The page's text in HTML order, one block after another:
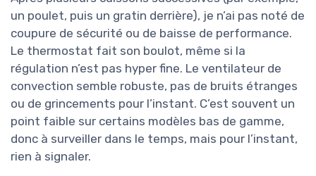
un poulet, puis un gratin derrière), je n’ai pas noté de
coupure de sécurité ou de baisse de performance.
Le thermostat fait son boulot, même si la
régulation n’est pas hyper fine. Le ventilateur de
convection semble robuste, pas de bruits étranges
ou de grincements pour l’instant. C’est souvent un
point faible sur certains modèles bas de gamme,
donc à surveiller dans le temps, mais pour l’instant,
rien à signaler.